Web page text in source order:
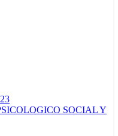
SOCIAL Y